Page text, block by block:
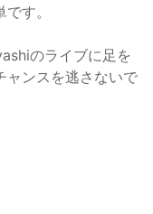
す。
のライブに足を
ャンスを逃さないで